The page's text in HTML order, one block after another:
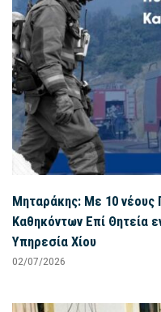
Μηταράκης: Με 10 νέους
Καθηκόντων Επί Θητεία
Υπηρεσία Χίου
02/07/2026